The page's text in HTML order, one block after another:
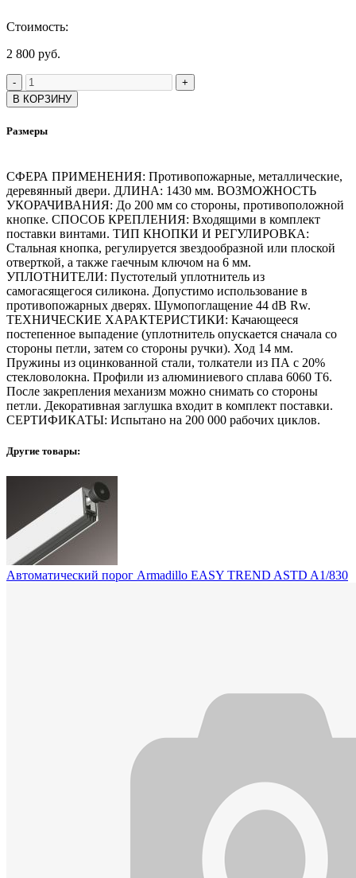
Стоимость:
2 800 руб.
-
+
В КОРЗИНУ
Размеры
СФЕРА ПРИМЕНЕНИЯ: Противопожарные, металлические,
деревянный двери. ДЛИНА: 1430 мм. ВОЗМОЖНОСТЬ
УКОРАЧИВАНИЯ: До 200 мм со стороны, противоположной
кнопке. СПОСОБ КРЕПЛЕНИЯ: Входящими в комплект
поставки винтами. ТИП КНОПКИ И РЕГУЛИРОВКА:
Стальная кнопка, регулируется звездообразной или плоской
отверткой, а также гаечным ключом на 6 мм.
УПЛОТНИТЕЛИ: Пустотелый уплотнитель из
самогасящегося силикона. Допустимо использование в
противопожарных дверях. Шумопоглащение 44 dB Rw.
ТЕХНИЧЕСКИЕ ХАРАКТЕРИСТИКИ: Качающееся
постепенное выпадение (уплотнитель опускается сначала со
стороны петли, затем со стороны ручки). Ход 14 мм.
Пружины из оцинкованной стали, толкатели из ПА с 20%
стекловолокна. Профили из алюминиевого сплава 6060 T6.
После закрепления механизм можно снимать со стороны
петли. Декоративная заглушка входит в комплект поставки.
СЕРТИФИКАТЫ: Испытано на 200 000 рабочих циклов.
Другие товары:
Автоматический порог Armadillo EASY TREND ASTD A1/830